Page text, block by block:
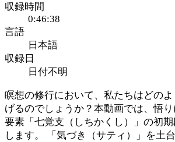
収録時間
0:46:38
言語
日本語
収録日
日付不明
瞑想の修行において、私たちはどの
げるのでしょうか？本動画では、悟
要素「七覚支（しちかくし）」の初
します。 「気づき（サティ）」を土